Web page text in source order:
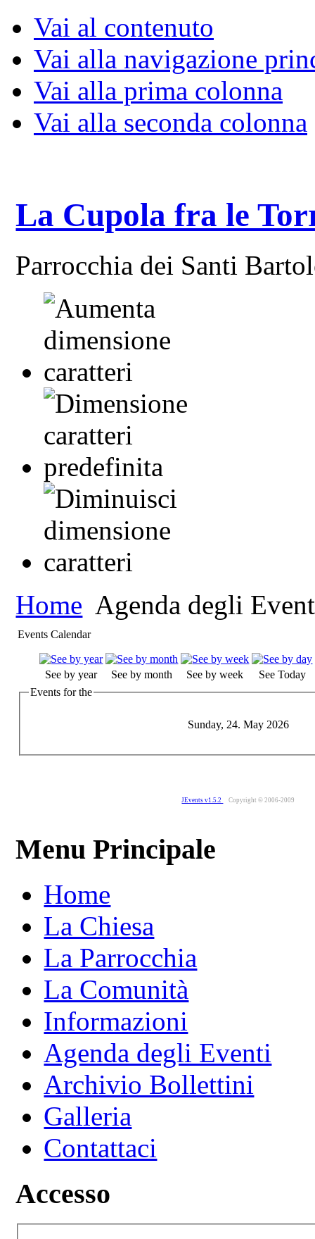
Vai al contenuto
Vai alla navigazione
Vai alla prima colonna
Vai alla seconda colonna
La Cupola fra le
Parrocchia dei Santi
Home Agenda degli
Events Calendar
See by year See by month See by week
See Today
Events for the
Sunday, 24. May 2026
JEvents v1.5.2 Copyright © 2006-2009
Menu Principale
Home
La Chiesa
La Parrocchia
La Comunità
Informazioni
Agenda degli Eventi
Archivio Bollettini
Galleria
Contattaci
Accesso